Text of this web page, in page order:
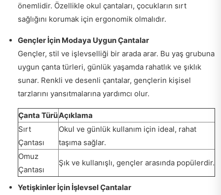
önemlidir. Özellikle okul çantaları, çocukların sırt
sağlığını korumak için ergonomik olmalıdır.
Gençler İçin Modaya Uygun Çantalar
Gençler, stil ve işlevselliği bir arada arar. Bu yaş grubuna
uygun çanta türleri, günlük yaşamda rahatlık ve şıklık
sunar. Renkli ve desenli çantalar, gençlerin kişisel
tarzlarını yansıtmalarına yardımcı olur.
Çanta TürüAçıklama
Sırt
Çantası
Okul ve günlük kullanım için ideal, rahat
taşıma sağlar.
Omuz
Çantası
Şık ve kullanışlı, gençler arasında popülerdir.
Yetişkinler İçin İşlevsel Çantalar